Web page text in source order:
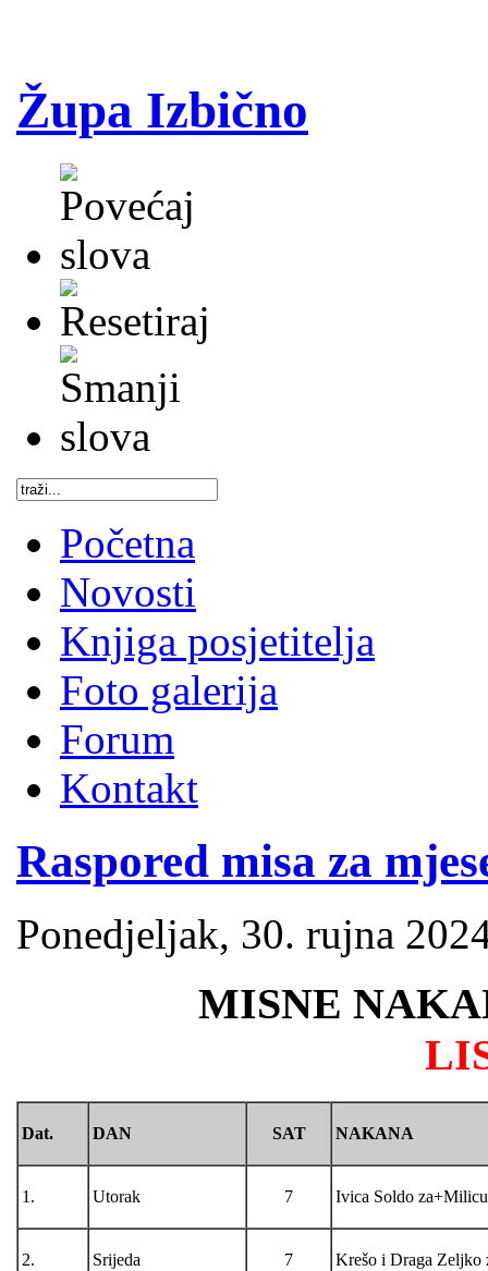
Župa Izbično
Početna
Novosti
Knjiga posjetitelja
Foto galerija
Forum
Kontakt
Raspored misa za
Ponedjeljak, 30. rujna
MISNE
Dat. DAN SAT NAKANA
1. Utorak 7 Ivica Soldo
2. Srijeda 7 Krešo i Draga Zeljko